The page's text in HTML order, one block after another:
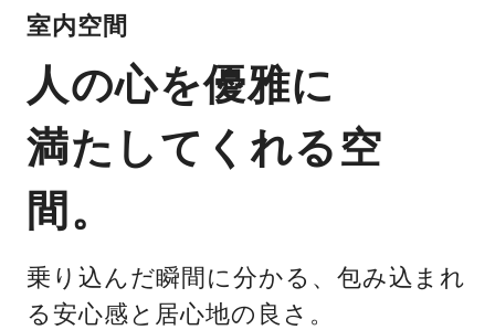
室内空間
人の心を優雅に
満たしてくれる空
間。
乗り込んだ瞬間に分かる、包み込まれ
る安心感と居心地の良さ。